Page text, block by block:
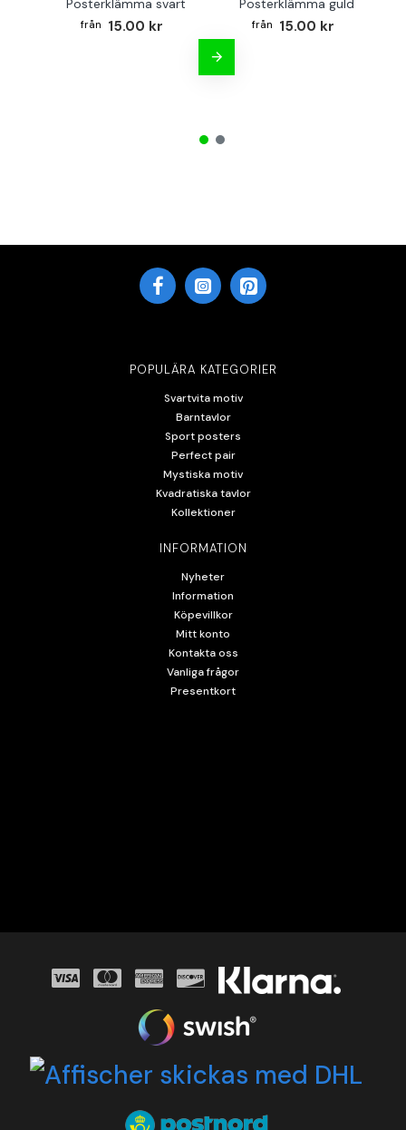
Posterklämma svart
15.00 kr
Posterklämma guld
15.00 kr
POPULÄRA KATEGORIER
Svartvita motiv
Barntavlor
Sport posters
Perfect pair
Mystiska motiv
Kvadratiska tavlor
Kollektioner
INFORMATION
Nyheter
Information
Köpevillkor
Mitt konto
Kontakta oss
Vanliga frågor
Presentkort